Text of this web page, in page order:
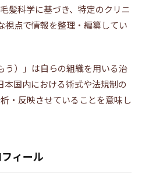
髪科学に基づき、特定のクリニ
視点で情報を整理・編纂してい
う）」は自らの組織を用いる治
本国内における術式や法規制の
・反映させていることを意味し
ィール